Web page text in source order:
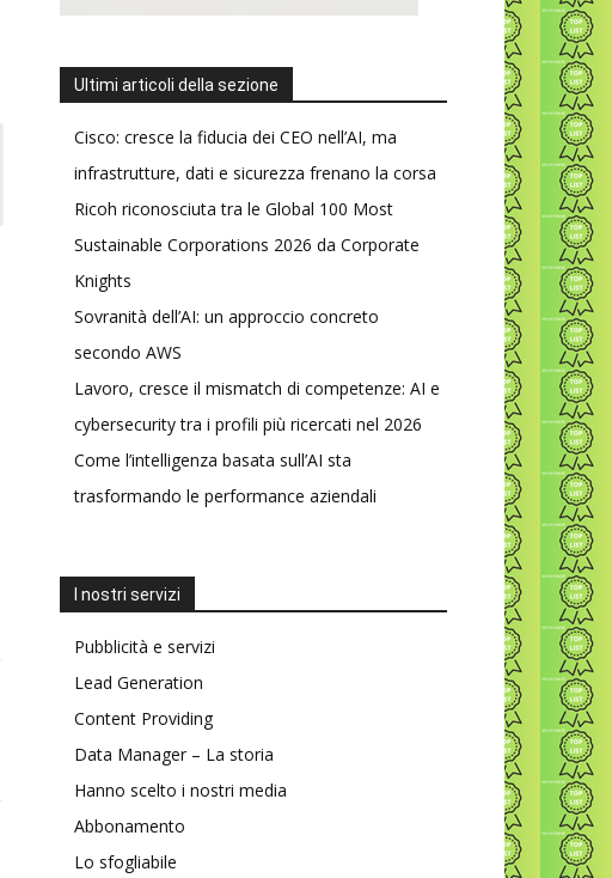
Ultimi articoli della sezione
Cisco: cresce la fiducia dei CEO nell’AI, ma
infrastrutture, dati e sicurezza frenano la corsa
Ricoh riconosciuta tra le Global 100 Most
Sustainable Corporations 2026 da Corporate
Knights
Sovranità dell’AI: un approccio concreto
secondo AWS
Lavoro, cresce il mismatch di competenze: AI e
cybersecurity tra i profili più ricercati nel 2026
Come l’intelligenza basata sull’AI sta
trasformando le performance aziendali
I nostri servizi
Pubblicità e servizi
Lead Generation
Content Providing
Data Manager – La storia
Hanno scelto i nostri media
Abbonamento
Lo sfogliabile